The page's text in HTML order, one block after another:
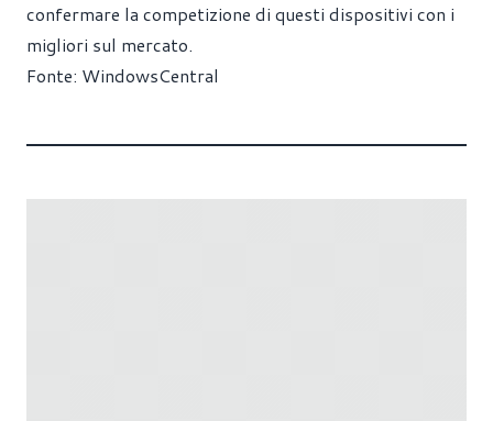
confermare la competizione di questi dispositivi con i
migliori sul mercato.
Fonte: WindowsCentral